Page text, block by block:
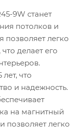
9W станет
потолков и
позволяет легко
делает его
что
и надежность.
на магнитный
позволяет легко